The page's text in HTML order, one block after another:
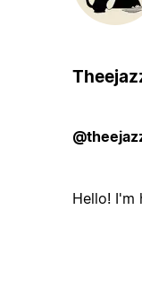
Hello!